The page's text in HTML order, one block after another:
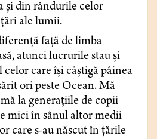
și din rândurile celor
ale lumii.
față de limba
atunci lucrurile stau și
care își câștigă pâinea
ori peste Ocean. Mă
la generațiile de copii
mici în sânul altor medii
care s-au născut în țările